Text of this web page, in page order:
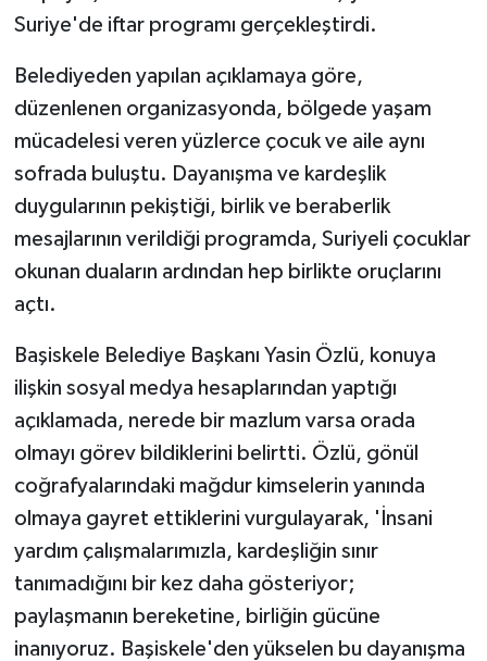
Suriye'de iftar programı gerçekleştirdi.
Belediyeden yapılan açıklamaya göre,
düzenlenen organizasyonda, bölgede yaşam
mücadelesi veren yüzlerce çocuk ve aile aynı
sofrada buluştu. Dayanışma ve kardeşlik
duygularının pekiştiği, birlik ve beraberlik
mesajlarının verildiği programda, Suriyeli çocuklar
okunan duaların ardından hep birlikte oruçlarını
açtı.
Başiskele Belediye Başkanı Yasin Özlü, konuya
ilişkin sosyal medya hesaplarından yaptığı
açıklamada, nerede bir mazlum varsa orada
olmayı görev bildiklerini belirtti. Özlü, gönül
coğrafyalarındaki mağdur kimselerin yanında
olmaya gayret ettiklerini vurgulayarak, 'İnsani
yardım çalışmalarımızla, kardeşliğin sınır
tanımadığını bir kez daha gösteriyor;
paylaşmanın bereketine, birliğin gücüne
inanıyoruz. Başiskele'den yükselen bu dayanışma